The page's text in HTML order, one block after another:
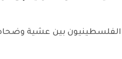
الفلسطينيون بين عشية